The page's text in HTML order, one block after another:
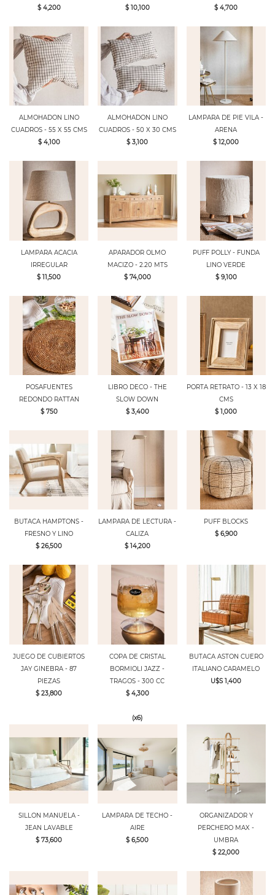
$ 4,200
$ 10,100
$ 4,700
ALMOHADON LINO
CUADROS - 55 X 55 CMS
$ 4,100
ALMOHADON LINO
CUADROS - 50 X 30 CMS
$ 3,100
LAMPARA DE PIE VILA -
ARENA
$ 12,000
LAMPARA ACACIA
IRREGULAR
$ 11,500
APARADOR OLMO
MACIZO - 2.20 MTS
$ 74,000
PUFF POLLY - FUNDA
LINO VERDE
$ 9,100
POSAFUENTES
REDONDO RATTAN
$ 750
LIBRO DECO - THE
SLOW DOWN
$ 3,400
PORTA RETRATO - 13 X 18
CMS
$ 1,000
BUTACA HAMPTONS -
FRESNO Y LINO
$ 26,500
LAMPARA DE LECTURA -
CALIZA
$ 14,200
PUFF BLOCKS
$ 6,900
JUEGO DE CUBIERTOS
JAY GINEBRA - 87
PIEZAS
$ 23,800
COPA DE CRISTAL
BORMIOLI JAZZ -
TRAGOS - 300 CC
$ 4,300
(x6)
BUTACA ASTON CUERO
ITALIANO CARAMELO
U$S 1,400
SILLON MANUELA -
JEAN LAVABLE
$ 73,600
LAMPARA DE TECHO -
AIRE
$ 6,500
ORGANIZADOR Y
PERCHERO MAX -
UMBRA
$ 22,000